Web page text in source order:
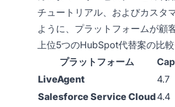
チュートリアル、およびカスタ
ように、プラットフォームが顧
上位5つのHubSpot代替案の比
プラットフォーム
LiveAgent
4.7
Salesforce Service Cloud4.4